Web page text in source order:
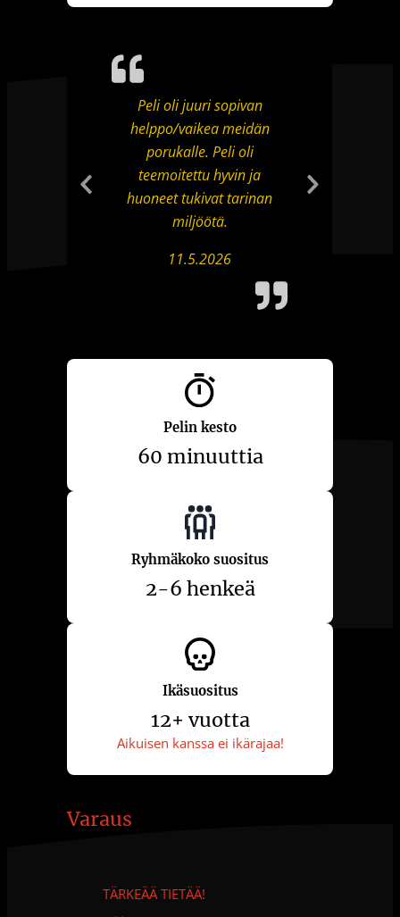
Peli oli juuri sopivan
helppo/vaikea meidän
porukalle. Peli oli
teemoitettu hyvin ja
huoneet tukivat tarinan
miljöötä.
11.5.2026
Previous
Pelin kesto
60 minuuttia
Ryhmäkoko suositus
2-6 henkeä
Ikäsuositus
12+ vuotta
Aikuisen kanssa ei ikärajaa!
Varaus
TÄRKEÄÄ TIETÄÄ!